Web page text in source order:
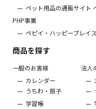
ペット用品の通販サイト
PHP事業
ペピイ・ハッピープレイス
商品を探す
一般のお客様
カレンダー
うちわ・扇子
学習帳
法人